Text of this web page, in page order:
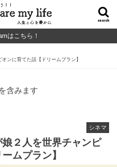
search
はこちら！
ンに育てた話【ドリームプラン】
含みます
シネマ
２人を世界チャンピ
ムプラン】